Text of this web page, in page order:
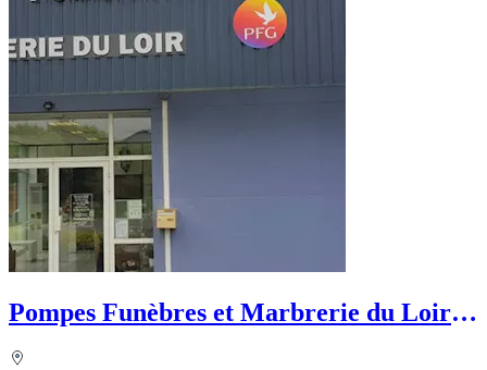
Pompes Funèbres et Marbrerie du Loir -